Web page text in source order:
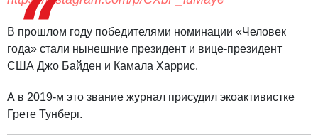
В прошлом году победителями номинации «Человек
года» стали нынешние президент и вице-президент
США Джо Байден и Камала Харрис.
А в 2019-м это звание журнал присудил экоактивистке
Грете Тунберг.